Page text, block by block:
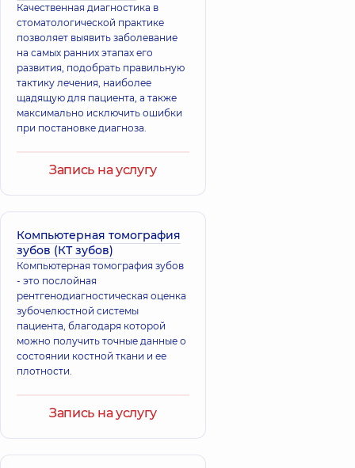
Качественная диагностика в
стоматологической практике
позволяет выявить заболевание
на самых ранних этапах его
развития, подобрать правильную
тактику лечения, наиболее
щадящую для пациента, а также
максимально исключить ошибки
при постановке диагноза.
Запись на услугу
Компьютерная томография
зубов (КТ зубов)
Компьютерная томография зубов
- это послойная
рентгенодиагностическая оценка
зубочелюстной системы
пациента, благодаря которой
можно получить точные данные о
состоянии костной ткани и ее
плотности.
Запись на услугу